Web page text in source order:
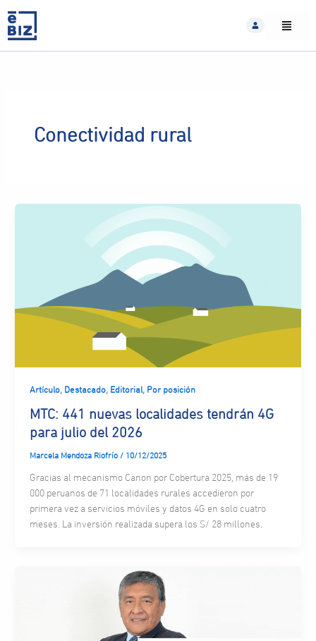
content
Conectividad rural
Artículo, Destacado, Editorial, Por posición
MTC: 441 nuevas localidades tendrán 4G
para julio del 2026
Marcela Mendoza Riofrío / 10/12/2025
Gracias al mecanismo Canon por Cobertura 2025, más de 19
000 peruanos de 71 localidades rurales accedieron por
primera vez a servicios móviles y datos 4G en solo cuatro
meses. La inversión realizada supera los S/ 28 millones.